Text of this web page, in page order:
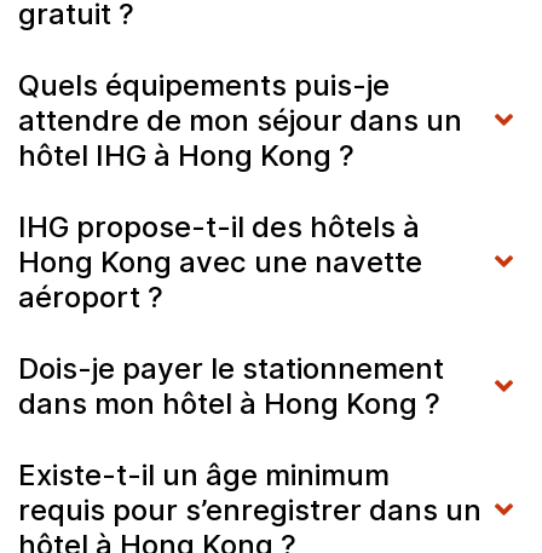
gratuit ?
Quels équipements puis-je
attendre de mon séjour dans un
hôtel IHG à Hong Kong ?
IHG propose-t-il des hôtels à
Hong Kong avec une navette
aéroport ?
Dois-je payer le stationnement
dans mon hôtel à Hong Kong ?
Existe-t-il un âge minimum
requis pour s’enregistrer dans un
hôtel à Hong Kong ?